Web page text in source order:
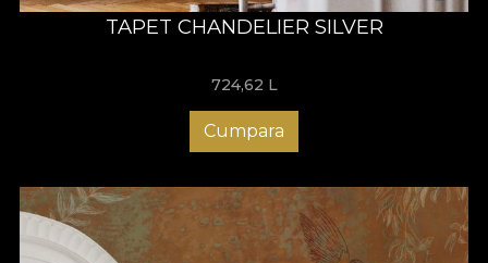
TAPET CHANDELIER SILVER
724,62 L
Cumpara